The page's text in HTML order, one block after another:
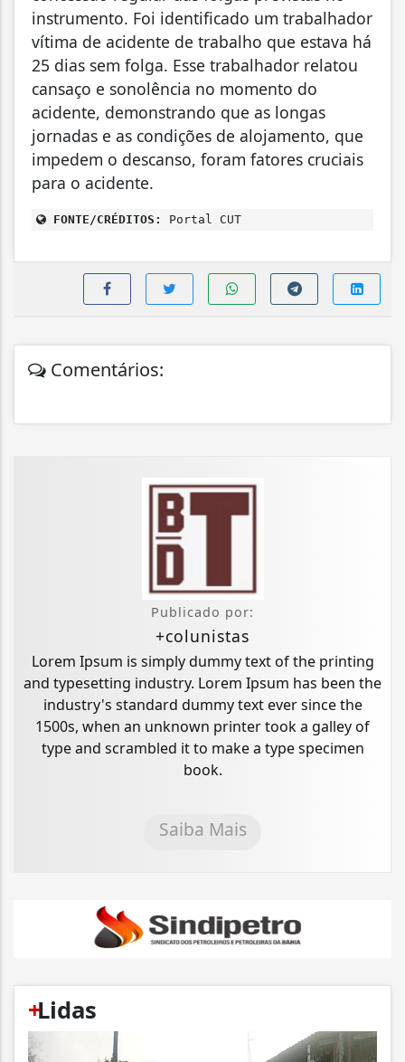
instrumento. Foi identificado um trabalhador
vítima de acidente de trabalho que estava há
25 dias sem folga. Esse trabalhador relatou
cansaço e sonolência no momento do
acidente, demonstrando que as longas
jornadas e as condições de alojamento, que
impedem o descanso, foram fatores cruciais
para o acidente.
FONTE/CRÉDITOS: Portal CUT
Comentários:
Publicado por:
+colunistas
Lorem Ipsum is simply dummy text of the printing
and typesetting industry. Lorem Ipsum has been the
industry's standard dummy text ever since the
1500s, when an unknown printer took a galley of
type and scrambled it to make a type specimen
book.
Saiba Mais
+
Lidas